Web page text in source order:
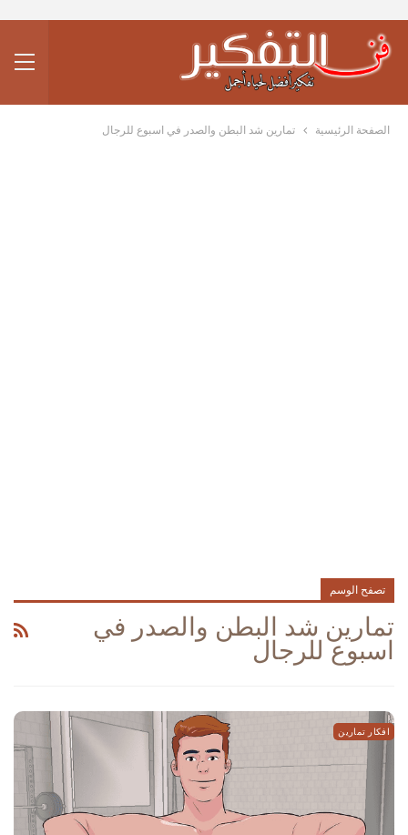
الصفحة الرئيسية تمارين شد البطن والصدر في اسبوع للرجال
تصفح الوسم
تمارين شد البطن والصدر في
اسبوع للرجال
افكار تمارين